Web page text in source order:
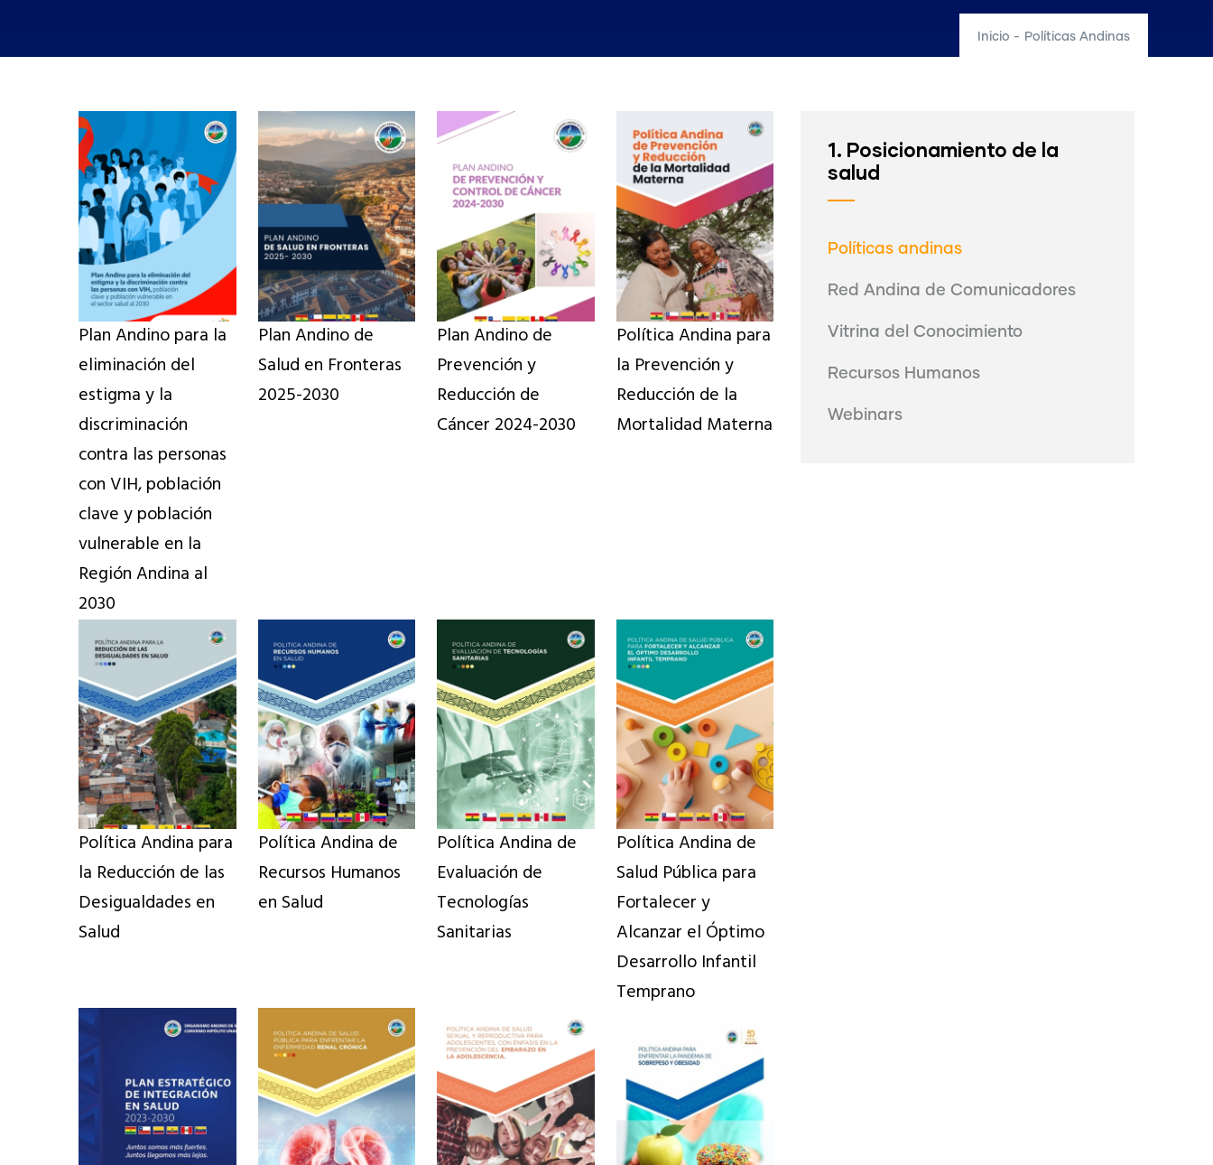
Inicio - Políticas Andinas
Plan Andino para la
eliminación del
estigma y la
discriminación
contra las personas
con VIH, población
clave y población
vulnerable en la
Región Andina al
2030
Plan Andino de
Salud en Fronteras
2025-2030
Plan Andino de
Prevención y
Reducción de
Cáncer 2024-2030
Política Andina para
la Prevención y
Reducción de la
Mortalidad Materna
Política Andina para
la Reducción de las
Desigualdades en
Salud
Política Andina de
Recursos Humanos
en Salud
Política Andina de
Evaluación de
Tecnologías
Sanitarias
Política Andina de
Salud Pública para
Fortalecer y
Alcanzar el Óptimo
Desarrollo Infantil
Temprano
1. Posicionamiento de la
salud
Políticas andinas
Red Andina de Comunicadores
Vitrina del Conocimiento
Recursos Humanos
Webinars